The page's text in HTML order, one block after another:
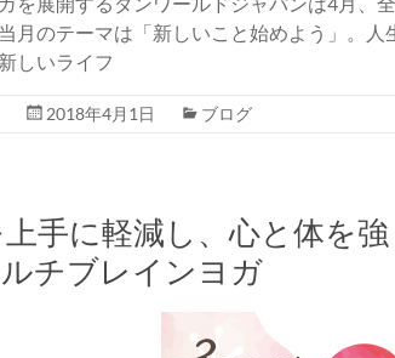
月のテーマは「新しいこと始めよう」。
しいライフ
2018年4月1日 ブログ
手に軽減し、心と体を
チブレインヨガ